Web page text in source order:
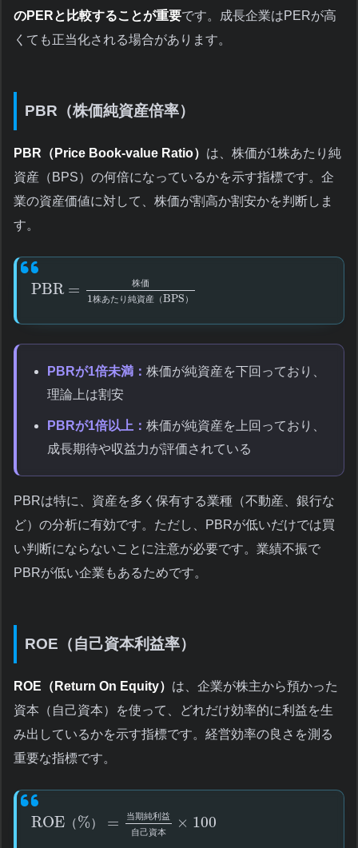
のPERと比較することが重要です。成長企業はPERが高
くても正当化される場合があります。
PBR（株価純資産倍率）
PBR（Price Book-value Ratio） は、株価が1株あたり純
資産（BPS）の何倍になっているかを示す指標です。企
業の資産価値に対して、株価が割高か割安かを判断しま
す。
PBR = 株価
1株あた り純資産 （BPS ）
PBRが1倍未満： 株価が純資産を下回っており、
理論上は割安
PBRが1倍以上： 株価が純資産を上回っており、
成長期待や収益力が評価されている
PBRは特に、資産を多く保有する業種（不動産、銀行な
ど）の分析に有効です。ただし、PBRが低いだけでは買
い判断にならないことに注意が必要です。業績不振で
PBRが低い企業もあるためです。
ROE（自己資本利益率）
ROE（Return On Equity） は、企業が株主から預かった
資本（自己資本）を使って、どれだけ効率的に利益を生
み出しているかを示す指標です。経営効率の良さを測る
重要な指標です。
ROE （%） = 当期純利益
自己資本
× 100